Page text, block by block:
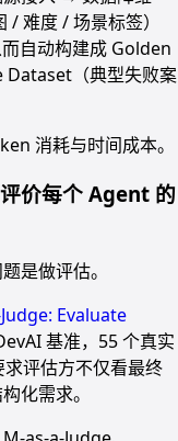
难度 / 场景标签）
自动构建成 Golden
Dataset（典型失败案
消耗与时间成本。
价每个 Agent 的
是做评估。
Evaluate
基准，55 个真实
评估方不仅看最终
化需求。